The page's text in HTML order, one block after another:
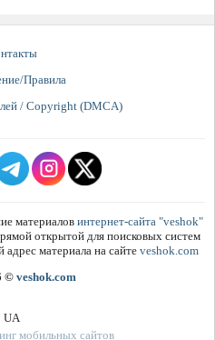
Правила
/ Copyright (DMCA)
материалов интернет-сайта "veshok"
открытой для поисковых систем
материала на сайте veshok.com
© veshok.com
UA